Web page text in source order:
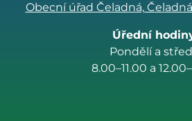
Obecní úřad Čeladná, Čeladná
Úřední
Pondělí a
8.00–11.00 a